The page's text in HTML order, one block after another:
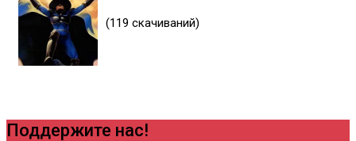
(119 скачиваний)
Поддержите нас!